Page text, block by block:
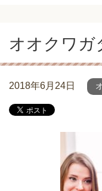
オオクワガ
2018年6月24日